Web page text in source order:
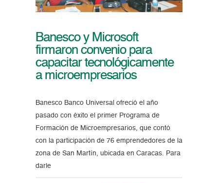
Banesco y Microsoft
firmaron convenio para
capacitar tecnológicamente
a microempresarios
Banesco Banco Universal ofreció el año
pasado con éxito el primer Programa de
Formación de Microempresarios, que contó
con la participación de 76 emprendedores de la
zona de San Martín, ubicada en Caracas. Para
darle